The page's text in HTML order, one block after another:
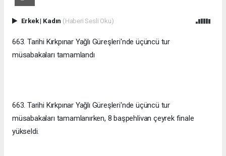
Erkek| Kadın (Haberi Sesli Oku)
663. Tarihi Kırkpınar Yağlı Güreşleri'nde üçüncü tur
müsabakaları tamamlandı
663. Tarihi Kırkpınar Yağlı Güreşleri'nde üçüncü tur
müsabakaları tamamlanırken, 8 başpehlivan çeyrek finale
yükseldi.